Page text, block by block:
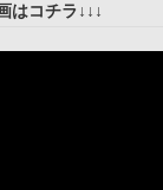
はコチラ↓↓↓